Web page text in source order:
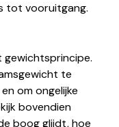
tot vooruitgang.
gewichtsprincipe.
te
om ongelijke
bovendien
boog glijdt, hoe